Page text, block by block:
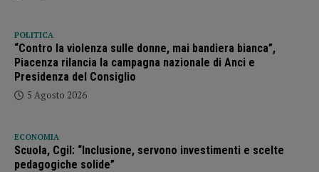
POLITICA
“Contro la violenza sulle donne, mai bandiera bianca”,
Piacenza rilancia la campagna nazionale di Anci e
Presidenza del Consiglio
5 Agosto 2026
ECONOMIA
Scuola, Cgil: “Inclusione, servono investimenti e scelte
pedagogiche solide”